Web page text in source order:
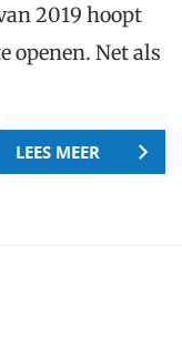
2019 hoopt
openen. Net als
LEES MEER